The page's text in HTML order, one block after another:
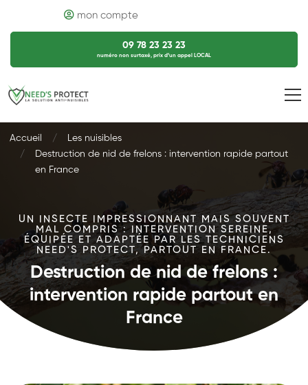
mon compte
09 78 23 23 23
numéro non surtaxé, prix d’un appel LOCAL
Accueil
Les nuisibles
Destruction de nid de frelons : intervention rapide partout
en France
UN INSECTE IMPRESSIONNANT MAIS SOUVENT
MAL COMPRIS : INTERVENTION SEREINE,
ÉQUIPÉE ET ADAPTÉE PAR LES TECHNICIENS
NEED'S PROTECT, PARTOUT EN FRANCE.
Destruction de nid de frelons :
intervention rapide partout en
France